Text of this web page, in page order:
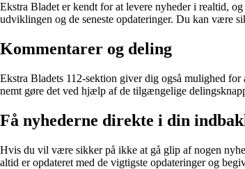
Ekstra Bladet er kendt for at levere nyheder i realtid,
udviklingen og de seneste opdateringer. Du kan være
Kommentarer og deling
Ekstra Bladets 112-sektion giver dig også mulighed
nemt gøre det ved hjælp af de tilgængelige
Få nyhederne direkte i din
Hvis du vil være sikker på ikke at gå glip af nogen
altid er opdateret med de vigtigste opdateringer og